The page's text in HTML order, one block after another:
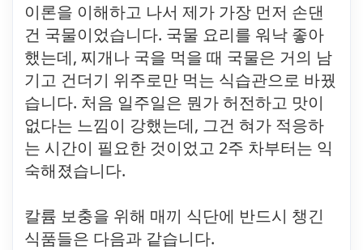
이론을 이해하고 나서 제가 가장 먼저 손댄
건 국물이었습니다. 국물 요리를 워낙 좋아
했는데, 찌개나 국을 먹을 때 국물은 거의 남
기고 건더기 위주로만 먹는 식습관으로 바꿨
습니다. 처음 일주일은 뭔가 허전하고 맛이
없다는 느낌이 강했는데, 그건 혀가 적응하
는 시간이 필요한 것이었고 2주 차부터는 익
숙해졌습니다.
칼륨 보충을 위해 매끼 식단에 반드시 챙긴
식품들은 다음과 같습니다.